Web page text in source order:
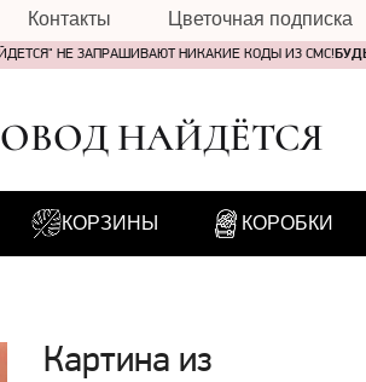
Контакты Цветочная подписка
НЕ ЗАПРАШИВАЮТ НИКАКИЕ КОДЫ ИЗ СМС!
НАЙДЁТСЯ
КОРЗИНЫ КОРОБКИ
Картина из